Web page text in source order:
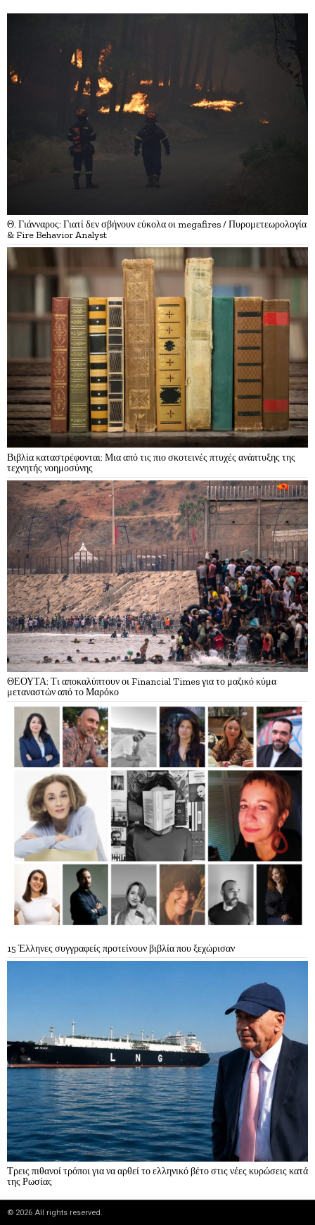
Θ. Γιάνναρος: Γιατί δεν σβήνουν εύκολα οι megafires / Πυρομετεωρολογία
& Fire Behavior Analyst
Βιβλία καταστρέφονται: Μια από τις πιο σκοτεινές πτυχές ανάπτυξης της
τεχνητής νοημοσύνης
ΘΕΟΥΤΑ: Τι αποκαλύπτουν οι Financial Times για το μαζικό κύμα
μεταναστών από το Μαρόκο
15 Έλληνες συγγραφείς προτείνουν βιβλία που ξεχώρισαν
Τρεις πιθανοί τρόποι για να αρθεί το ελληνικό βέτο στις νέες κυρώσεις κατά
της Ρωσίας
© 2026 All rights reserved.